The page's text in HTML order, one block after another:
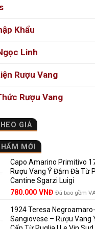
Khẩu
Linh
Rượu Vang
Rượu Vang
GIÁ
MỚI
Capo Amarino Primitivo
Rượu Vang Ý Đậm Đà Từ
Cantine Sgarzi Luigi
Giá
là:
858.000 VNĐ.
780.000 VNĐGiá
tại
là:
Đã bao gồm
1924 Teresa Negroamaro-
Sangiovese – Rượu Vang